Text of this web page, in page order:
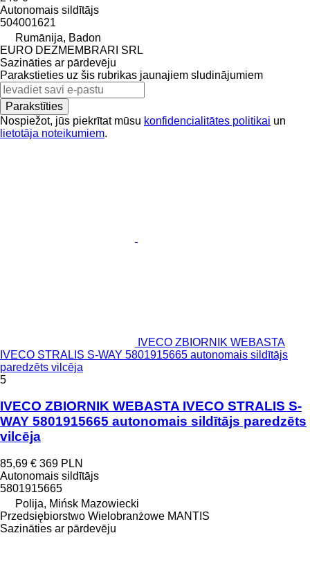
Autonomais sildītājs
504001621
Rumānija, Badon
EURO DEZMEMBRARI SRL
Sazināties ar pārdevēju
Parakstieties uz šis rubrikas jaunajiem sludinājumiem
Parakstīties
Nospiežot, jūs piekrītat mūsu konfidencialitātes politikai un
lietotāja noteikumiem.
IVECO ZBIORNIK WEBASTA
IVECO STRALIS S-WAY 5801915665 autonomais sildītājs
paredzēts vilcēja
5
IVECO ZBIORNIK WEBASTA IVECO STRALIS S-
WAY 5801915665 autonomais sildītājs paredzēts
vilcēja
85,69 € 369 PLN
Autonomais sildītājs
5801915665
Polija, Mińsk Mazowiecki
Przedsiębiorstwo Wielobranżowe MANTIS
Sazināties ar pārdevēju